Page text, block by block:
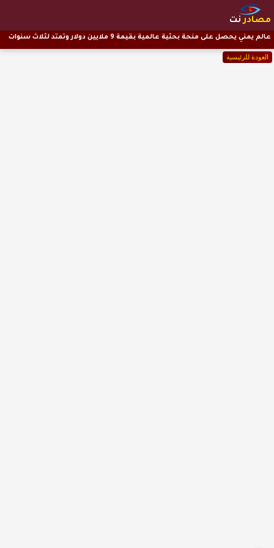
مصادرنت
العودة للرئيسية
عالم يمني يحصل على منحة بحثية عالمية بقيمة 9 ملايين دولار وتمتد لثلاث سنوات